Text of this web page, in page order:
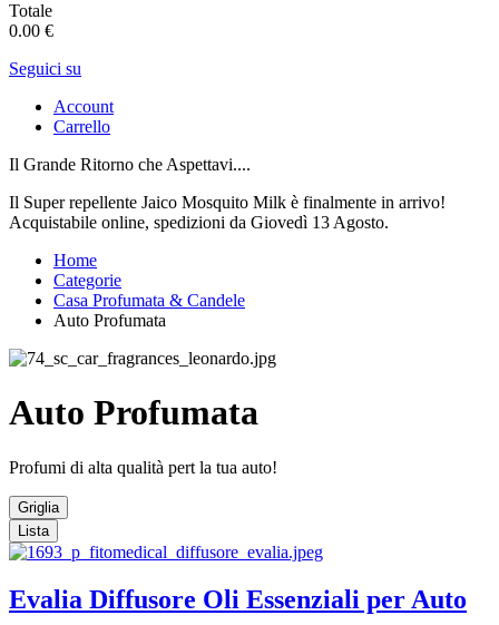
Totale
0.00 €
Seguici su
Account
Carrello
Il Grande Ritorno che Aspettavi....
Il Super repellente Jaico Mosquito Milk è finalmente in arrivo!
Acquistabile online, spedizioni da Giovedì 13 Agosto.
Home
Categorie
Casa Profumata & Candele
Auto Profumata
Auto Profumata
Profumi di alta qualità pert la tua auto!
Griglia
Lista
Evalia Diffusore Oli Essenziali per Auto